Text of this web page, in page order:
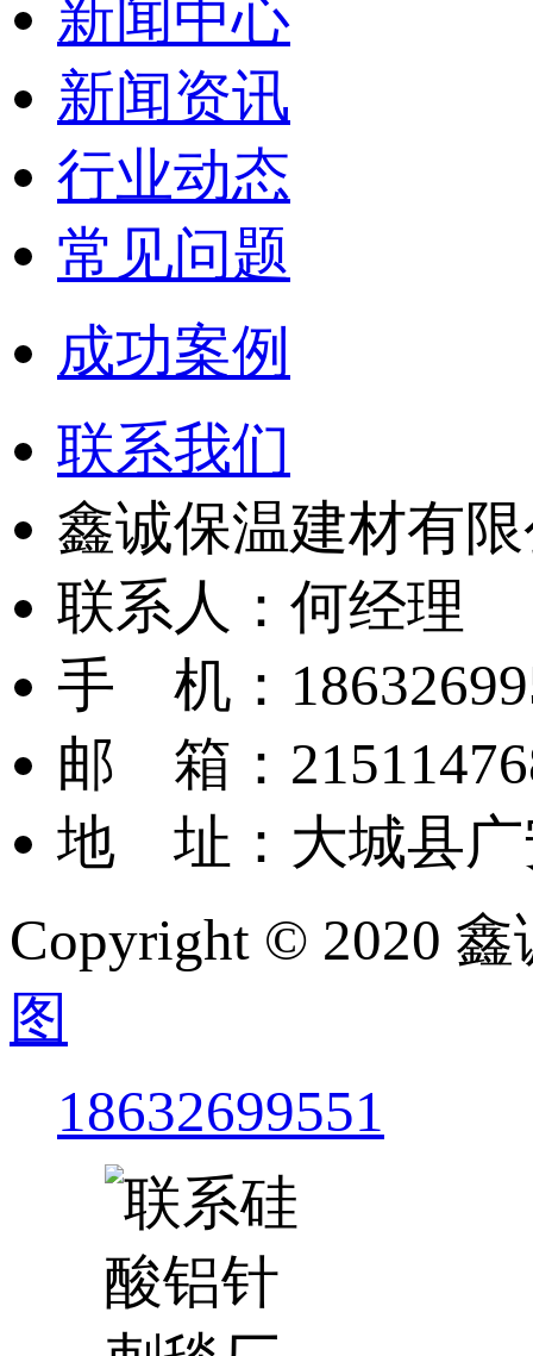
新闻中心
新闻资讯
行业动态
常见问题
成功案例
联系我们
鑫诚保温建材有
联系人：‬何经理
手 机：
邮 箱：‬
地 址：大城县广
Copyright © 2020
图
18632699551